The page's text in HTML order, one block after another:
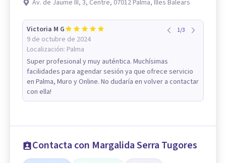
Av. de Jaume III, 3, Centre, 07012 Palma, Illes Balears
Victoria M G
9 de octubre de 2024
Localización: Palma
1/3
Super profesional y muy auténtica. Muchísimas
facilidades para agendar sesión ya que ofrece servicio
en Palma, Muro y Online. No dudaría en volver a contactar
con ella!
Contacta con Margalida Serra Tugores